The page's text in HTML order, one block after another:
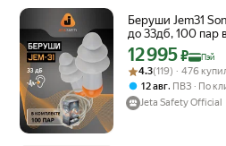
Беруши Jem31
до 33дб, 100 пар
Цена с картой
12 995₽ Пэй
Рейтинг товара: 4.3
Оценок: (119) · 476
4.3(119) · 476
12 авг, ПВЗ
По
Jeta Safety Official